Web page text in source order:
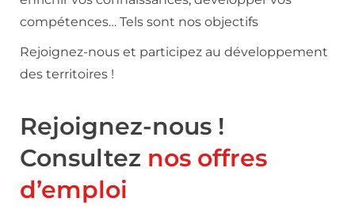
compétences… Tels sont nos objectifs
Rejoignez-nous et participez au développement
des territoires !
Rejoignez-nous !
Consultez nos offres
d’emploi